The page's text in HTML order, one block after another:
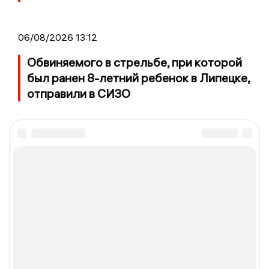
06/08/2026 13:12
Обвиняемого в стрельбе, при которой
был ранен 8-летний ребенок в Липецке,
отправили в СИЗО